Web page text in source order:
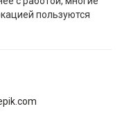
пользуются